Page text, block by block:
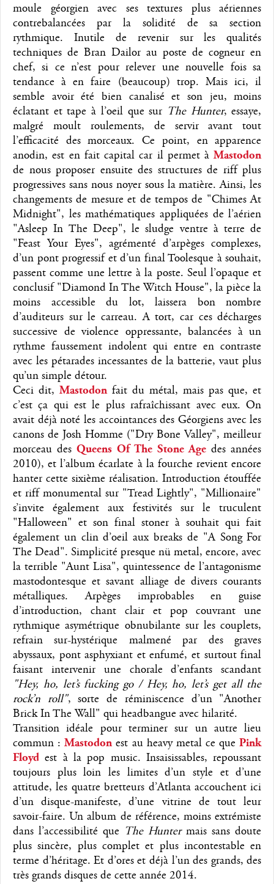
moule géorgien avec ses textures plus aériennes
contrebalancées par la solidité de sa section
rythmique. Inutile de revenir sur les qualités
techniques de Bran Dailor au poste de cogneur en
chef, si ce n’est pour relever une nouvelle fois sa
tendance à en faire (beaucoup) trop. Mais ici, il
semble avoir été bien canalisé et son jeu, moins
éclatant et tape à l’oeil que sur The Hunter, essaye,
malgré moult roulements, de servir avant tout
l’efficacité des morceaux. Ce point, en apparence
anodin, est en fait capital car il permet à Mastodon
de nous proposer ensuite des structures de riff plus
progressives sans nous noyer sous la matière. Ainsi, les
changements de mesure et de tempos de "Chimes At
Midnight", les mathématiques appliquées de l’aérien
"Asleep In The Deep", le sludge ventre à terre de
"Feast Your Eyes", agrémenté d’arpèges complexes,
d’un pont progressif et d’un final Toolesque à souhait,
passent comme une lettre à la poste. Seul l’opaque et
conclusif "Diamond In The Witch House", la pièce la
moins accessible du lot, laissera bon nombre
d’auditeurs sur le carreau. A tort, car ces décharges
successive de violence oppressante, balancées à un
rythme faussement indolent qui entre en contraste
avec les pétarades incessantes de la batterie, vaut plus
qu’un simple détour.
Ceci dit, Mastodonfait du métal, mais pas que, et
c’est ça qui est le plus rafraîchissant avec eux. On
avait déjà noté les accointances des Géorgiens avec les
canons de Josh Homme ("Dry Bone Valley", meilleur
morceau desQueens Of The Stone Agedes années
2010), et l’album écarlate à la fourche revient encore
hanter cette sixième réalisation. Introduction étouffée
et riff monumental sur "Tread Lightly", "Millionaire"
s’invite également aux festivités sur le truculent
"Halloween" et son final stoner à souhait qui fait
également un clin d’oeil aux breaks de "A Song For
The Dead". Simplicité presque nü metal, encore, avec
la terrible "Aunt Lisa", quintessence de l’antagonisme
mastodontesque et savant alliage de divers courants
métalliques. Arpèges improbables en guise
d’introduction, chant clair et pop couvrant une
rythmique asymétrique obnubilante sur les couplets,
refrain sur-hystérique malmené par des graves
abyssaux, pont asphyxiant et enfumé, et surtout final
faisant intervenir une chorale d’enfants scandant
"Hey, ho, let’s fucking go / Hey, ho, let’s get all the
rock’n roll", sorte de réminiscence d’un "Another
Brick In The Wall" qui headbangue avec hilarité.
Transition idéale pour terminer sur un autre lieu
commun : Mastodonest au heavy metal ce que Pink
Floydest à la pop music. Insaisissables, repoussant
toujours plus loin les limites d’un style et d’une
attitude, les quatre bretteurs d’Atlanta accouchent ici
d’un disque-manifeste, d’une vitrine de tout leur
savoir-faire. Un album de référence, moins extrémiste
dans l’accessibilité que The Huntermais sans doute
plus sincère, plus complet et plus incontestable en
terme d’héritage. Et d’ores et déjà l’un des grands, des
très grands disques de cette année 2014.